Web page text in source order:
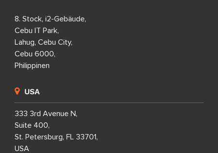
8. Stock, i2-Gebäude,
Cebu IT Park,
Lahug, Cebu City,
Cebu 6000,
Philippinen
USA
333 3rd Avenue N,
Suite 400,
St. Petersburg, FL 33701,
USA